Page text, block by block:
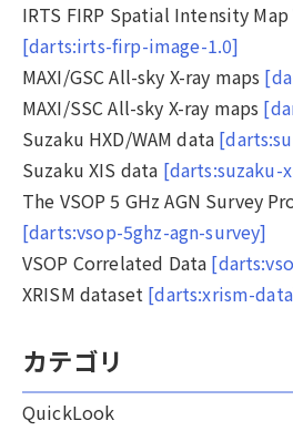
IRTS FIRP Spatial Intensity
[darts:irts-firp-image-1.0]
MAXI/GSC All-sky X-ray maps
MAXI/SSC All-sky X-ray maps
Suzaku HXD/WAM data
Suzaku XIS data [darts:suzaku-
The VSOP 5 GHz AGN Survey
[darts:vsop-5ghz-agn-survey]
VSOP Correlated Data
XRISM dataset [darts:xrism-
カテゴリ
QuickLook